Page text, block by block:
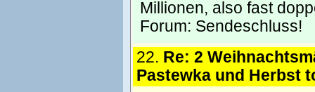
Millionen, also fast
Forum: Sendeschluss!
22. Re: 2
Pastewka und Herbst